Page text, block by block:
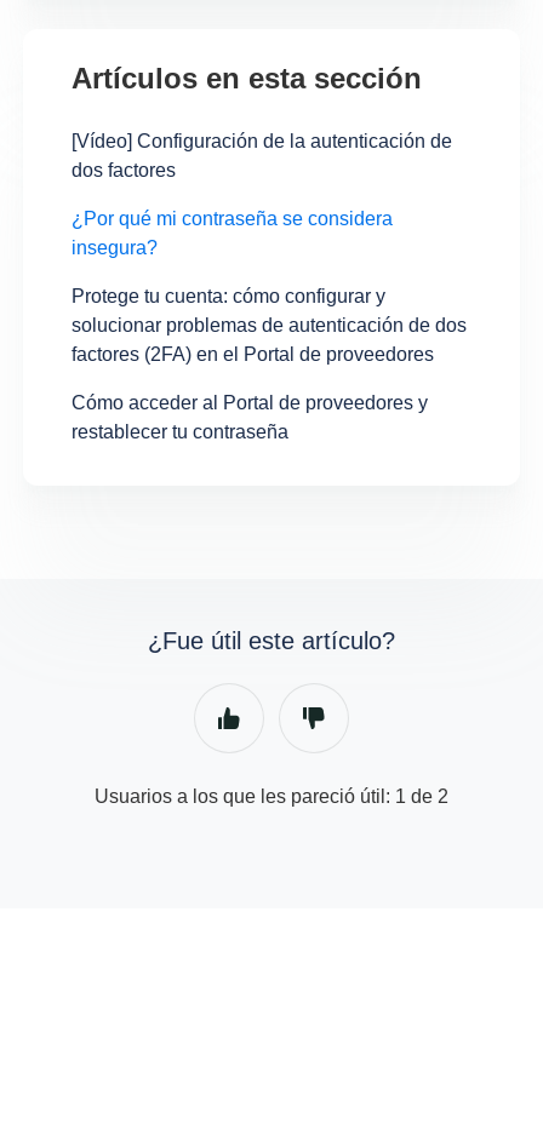
Artículos en esta sección
[Vídeo] Configuración de la autenticación de
dos factores
¿Por qué mi contraseña se considera
insegura?
Protege tu cuenta: cómo configurar y
solucionar problemas de autenticación de dos
factores (2FA) en el Portal de proveedores
Cómo acceder al Portal de proveedores y
restablecer tu contraseña
¿Fue útil este artículo?
Usuarios a los que les pareció útil: 1 de 2